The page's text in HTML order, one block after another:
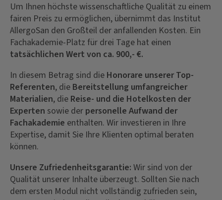
Um Ihnen höchste wissenschaftliche Qualität zu einem
fairen Preis zu ermöglichen, übernimmt das Institut
AllergoSan den Großteil der anfallenden Kosten. Ein
Fachakademie-Platz für drei Tage hat einen
tatsächlichen Wert von ca. 900,- €.
In diesem Betrag sind die Honorare unserer Top-
Referenten, die Bereitstellung umfangreicher
Materialien, die Reise- und die Hotelkosten der
Experten sowie der personelle Aufwand der
Fachakademie enthalten. Wir investieren in Ihre
Expertise, damit Sie Ihre Klienten optimal beraten
können.
Unsere Zufriedenheitsgarantie: Wir sind von der
Qualität unserer Inhalte überzeugt. Sollten Sie nach
dem ersten Modul nicht vollständig zufrieden sein,